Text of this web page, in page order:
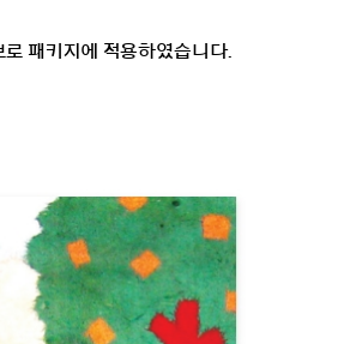
패키지에 적용하였습니다.